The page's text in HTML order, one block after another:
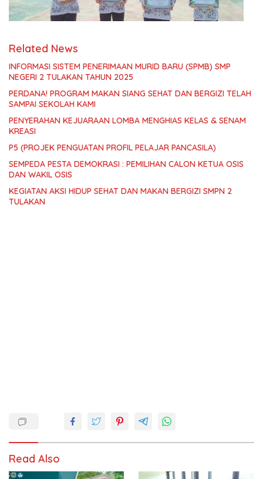
Related News
INFORMASI SISTEM PENERIMAAN MURID BARU (SPMB) SMP
NEGERI 2 TULAKAN TAHUN 2025
PERDANA! PROGRAM MAKAN SIANG SEHAT DAN BERGIZI TELAH
SAMPAI SEKOLAH KAMI
PENYERAHAN KEJUARAAN LOMBA MENGHIAS KELAS & SENAM
KREASI
P5 (PROJEK PENGUATAN PROFIL PELAJAR PANCASILA)
SEMPEDA PESTA DEMOKRASI : PEMILIHAN CALON KETUA OSIS
DAN WAKIL OSIS
KEGIATAN AKSI HIDUP SEHAT DAN MAKAN BERGIZI SMPN 2
TULAKAN
Read Also